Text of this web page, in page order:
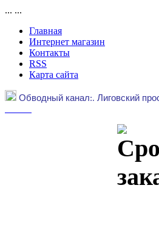
... ...
Главная
Интернет магазин
Контакты
RSS
Карта сайта
Обводный канал:. Лиговский